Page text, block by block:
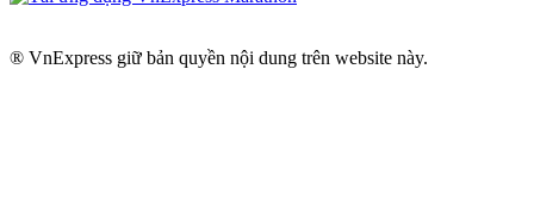
® VnExpress giữ bản quyền nội dung trên website này.